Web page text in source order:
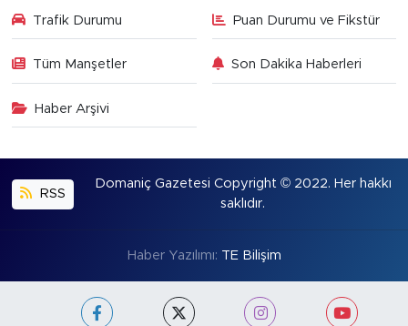
Trafik Durumu Puan Durumu ve Fikstür
Tüm Manşetler Son Dakika Haberleri
Haber Arşivi
RSS
Domaniç Gazetesi Copyright © 2022. Her hakkı
saklıdır.
Haber Yazılımı: TE Bilişim